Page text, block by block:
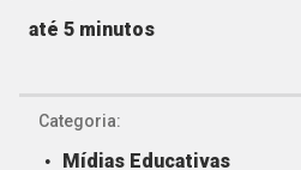
até 5 minutos
Categoria:
Mídias Educativas